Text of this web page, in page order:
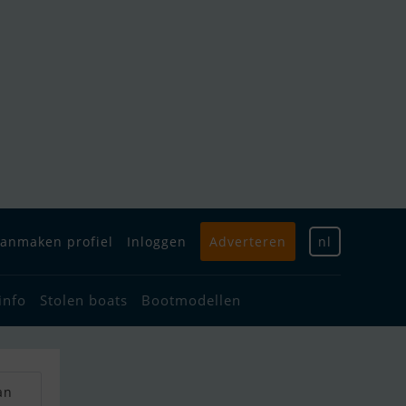
profiel Inloggen Adverteren nl
Stolen boats Bootmodellen